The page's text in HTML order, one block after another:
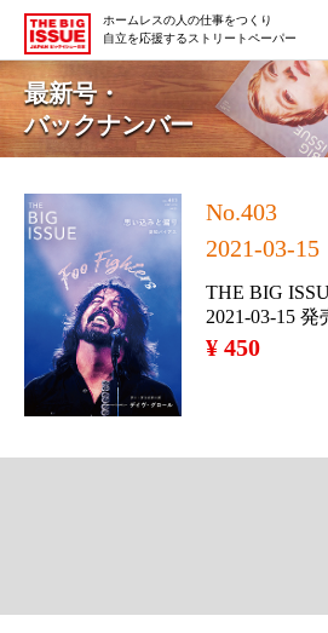
ホームレスの人の仕事をつくり
自立を応援するストリートペーパー
ビッグイシュー日本版とは
買いたい
販売したい
最新号・バックナンバー
あなたにできること
ビッグイシューの本・商品
最新号・
バックナンバー
No.403
2021-03-15
THE BIG
2021-03-15 発
¥ 450